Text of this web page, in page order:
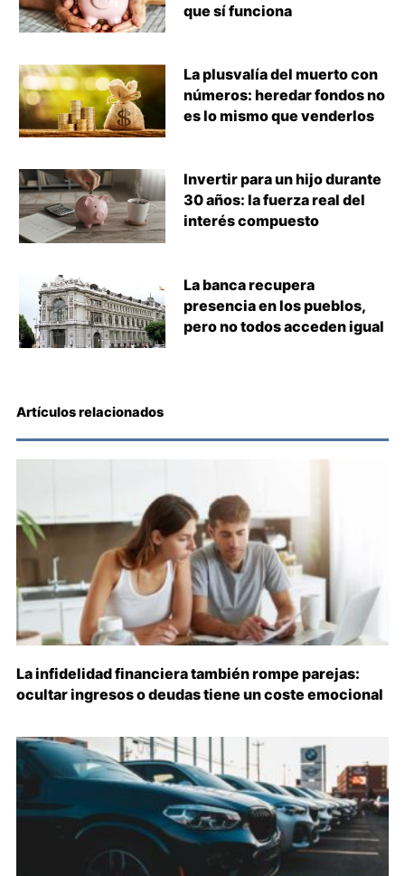
que sí funciona
La plusvalía del muerto con
números: heredar fondos no
es lo mismo que venderlos
Invertir para un hijo durante
30 años: la fuerza real del
interés compuesto
La banca recupera
presencia en los pueblos,
pero no todos acceden igual
Artículos relacionados
La infidelidad financiera también rompe parejas:
ocultar ingresos o deudas tiene un coste emocional